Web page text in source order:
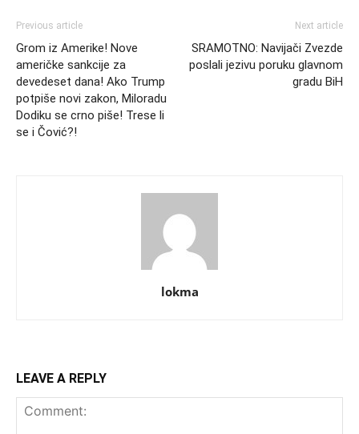
Previous article
Grom iz Amerike! Nove
američke sankcije za
devedeset dana! Ako Trump
potpiše novi zakon, Miloradu
Dodiku se crno piše! Trese li
se i Čović?!
Next article
SRAMOTNO: Navijači Zvezde
poslali jezivu poruku glavnom
gradu BiH
lokma
LEAVE A REPLY